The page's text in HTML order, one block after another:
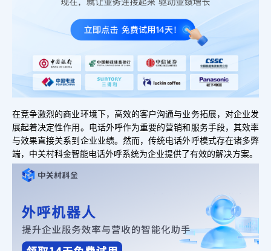
在竞争激烈的商业环境下，高效的客户沟通与业务拓展，对企业发
展起着决定性作用。电话外呼作为重要的营销和服务手段，其效率
与效果直接关系到企业业绩。然而，传统电话外呼模式存在诸多弊
端，中关村科金智能电话外呼系统为企业提供了有效的解决方案。